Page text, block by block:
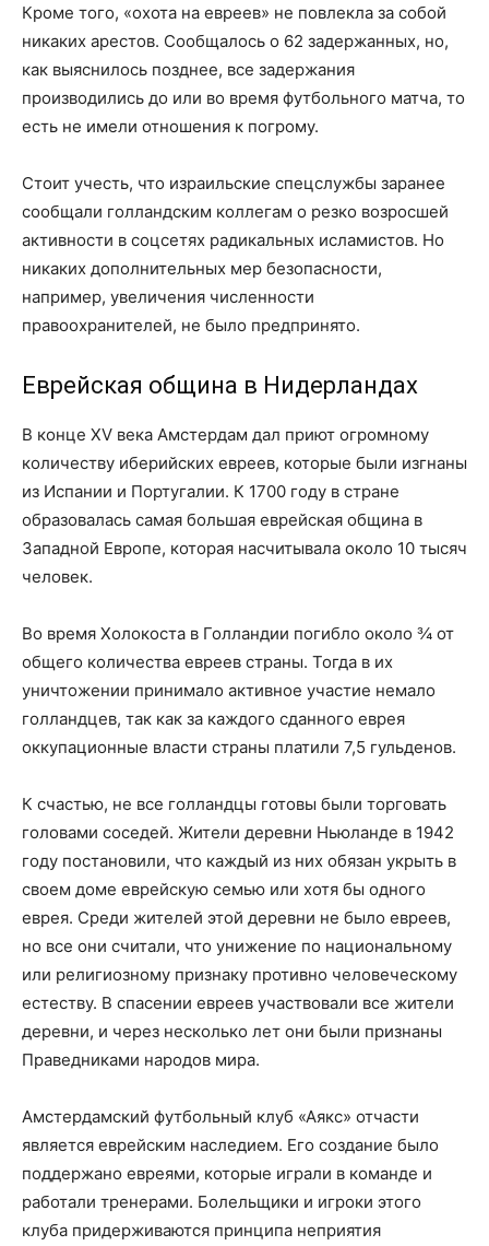
Кроме того, «охота на евреев» не повлекла за собой
никаких арестов. Сообщалось о 62 задержанных, но,
как выяснилось позднее, все задержания
производились до или во время футбольного матча, то
есть не имели отношения к погрому.
Стоит учесть, что израильские спецслужбы заранее
сообщали голландским коллегам о резко возросшей
активности в соцсетях радикальных исламистов. Но
никаких дополнительных мер безопасности,
например, увеличения численности
правоохранителей, не было предпринято.
Еврейская община в Нидерландах
В конце XV века Амстердам дал приют огромному
количеству иберийских евреев, которые были изгнаны
из Испании и Португалии. К 1700 году в стране
образовалась самая большая еврейская община в
Западной Европе, которая насчитывала около 10 тысяч
человек.
Во время Холокоста в Голландии погибло около ¾ от
общего количества евреев страны. Тогда в их
уничтожении принимало активное участие немало
голландцев, так как за каждого сданного еврея
оккупационные власти страны платили 7,5 гульденов.
К счастью, не все голландцы готовы были торговать
головами соседей. Жители деревни Ньюланде в 1942
году постановили, что каждый из них обязан укрыть в
своем доме еврейскую семью или хотя бы одного
еврея. Среди жителей этой деревни не было евреев,
но все они считали, что унижение по национальному
или религиозному признаку противно человеческому
естеству. В спасении евреев участвовали все жители
деревни, и через несколько лет они были признаны
Праведниками народов мира.
Амстердамский футбольный клуб «Аякс» отчасти
является еврейским наследием. Его создание было
поддержано евреями, которые играли в команде и
работали тренерами. Болельщики и игроки этого
клуба придерживаются принципа неприятия